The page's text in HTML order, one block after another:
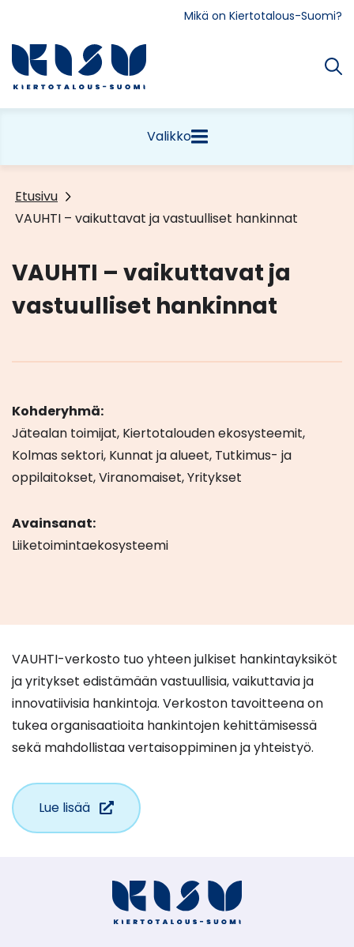
Mikä on Kiertotalous-Suomi?
Etusivu
Valikko
Etusivu
VAUHTI – vaikuttavat ja vastuulliset hankinnat
VAUHTI – vaikuttavat ja
vastuulliset hankinnat
Kohderyhmä:
Jätealan toimijat, Kiertotalouden ekosysteemit,
Kolmas sektori, Kunnat ja alueet, Tutkimus- ja
oppilaitokset, Viranomaiset, Yritykset
Avainsanat:
Liiketoimintaekosysteemi
VAUHTI-verkosto tuo yhteen julkiset hankintayksiköt
ja yritykset edistämään vastuullisia, vaikuttavia ja
innovatiivisia hankintoja. Verkoston tavoitteena on
tukea organisaatioita hankintojen kehittämisessä
sekä mahdollistaa vertaisoppiminen ja yhteistyö.
Lue lisää(siirryt
toiseen